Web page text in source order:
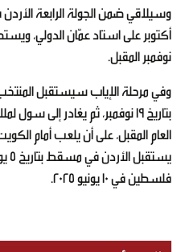
نوفمبر المقبل.
وفي مرحلة الإياب سيستقبل
فلسطين في 10 يونيو 2025.